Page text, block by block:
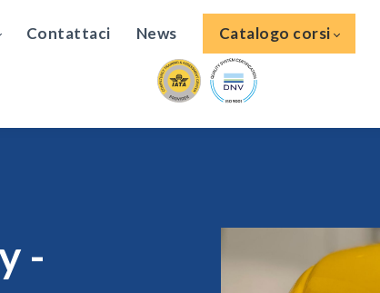
Contattaci News Catalogo corsi
-